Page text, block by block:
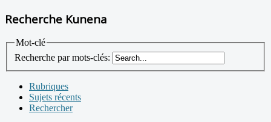
Recherche Kunena
Mot-clé
Recherche par mots-clés:
Rubriques
Sujets récents
Rechercher